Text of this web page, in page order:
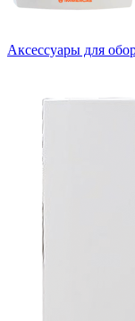
Аксессуары для